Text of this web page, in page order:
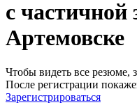
с частичной
Артемовске
Чтобы видеть все резюме,
После регистрации
Зарегистрироваться